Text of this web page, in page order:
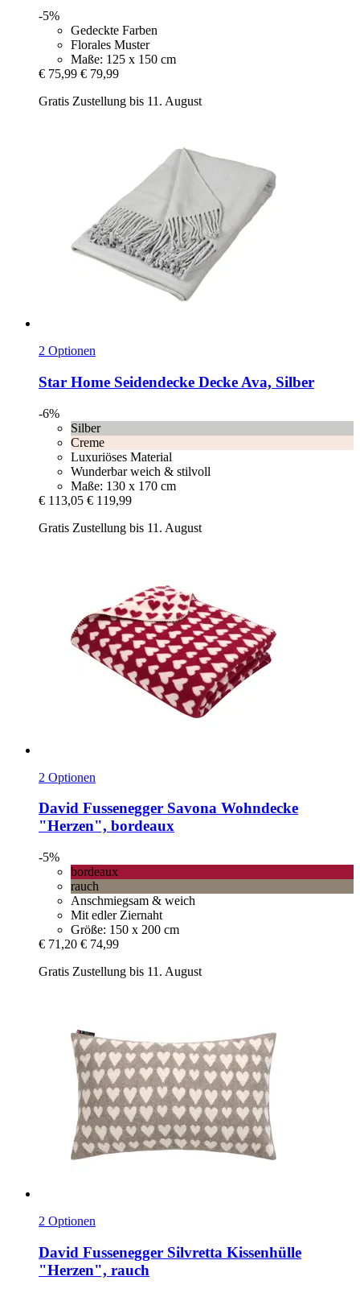
-5%
Gedeckte Farben
Florales Muster
Maße: 125 x 150 cm
€ 75,99 € 79,99
Gratis Zustellung bis 11. August
2 Optionen
Star Home Seidendecke Decke Ava, Silber
-6%
Silber
Creme
Luxuriöses Material
Wunderbar weich & stilvoll
Maße: 130 x 170 cm
€ 113,05 € 119,99
Gratis Zustellung bis 11. August
2 Optionen
David Fussenegger Savona Wohndecke
"Herzen", bordeaux
-5%
bordeaux
rauch
Anschmiegsam & weich
Mit edler Ziernaht
Größe: 150 x 200 cm
€ 71,20 € 74,99
Gratis Zustellung bis 11. August
2 Optionen
David Fussenegger Silvretta Kissenhülle
"Herzen", rauch